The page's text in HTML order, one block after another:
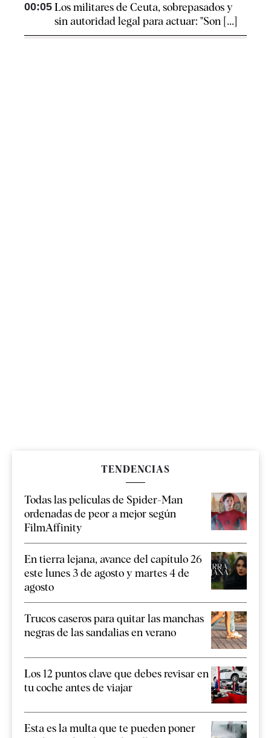
00:05 Los militares de Ceuta, sobrepasados y
sin autoridad legal para actuar: "Son [...]
TENDENCIAS
Todas las películas de Spider-Man
ordenadas de peor a mejor según
FilmAffinity
En tierra lejana, avance del capítulo 26
este lunes 3 de agosto y martes 4 de
agosto
Trucos caseros para quitar las manchas
negras de las sandalias en verano
Los 12 puntos clave que debes revisar en
tu coche antes de viajar
Esta es la multa que te pueden poner